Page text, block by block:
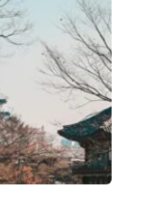
07.05.2026